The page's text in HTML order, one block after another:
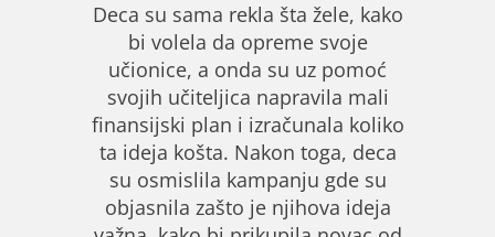
Deca su sama rekla šta žele, kako
bi volela da opreme svoje
učionice, a onda su uz pomoć
svojih učiteljica napravila mali
finansijski plan i izračunala koliko
ta ideja košta. Nakon toga, deca
su osmislila kampanju gde su
objasnila zašto je njihova ideja